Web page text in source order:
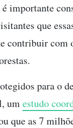
importante
que
contribuir com
para o
umestudo
que as 7